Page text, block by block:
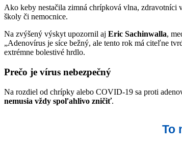
Ako keby nestačila zimná chrípková vlna, zdravotníci
školy či nemocnice.
Na zvýšený výskyt upozornil aj Eric Sachinwalla,
„Adenovírus je síce bežný, ale tento rok má citeľne
extrémne bolestivé hrdlo.
Prečo je vírus nebezpečný
Na rozdiel od chrípky alebo COVID-19 sa proti
nemusia vždy spoľahlivo zničiť.
To